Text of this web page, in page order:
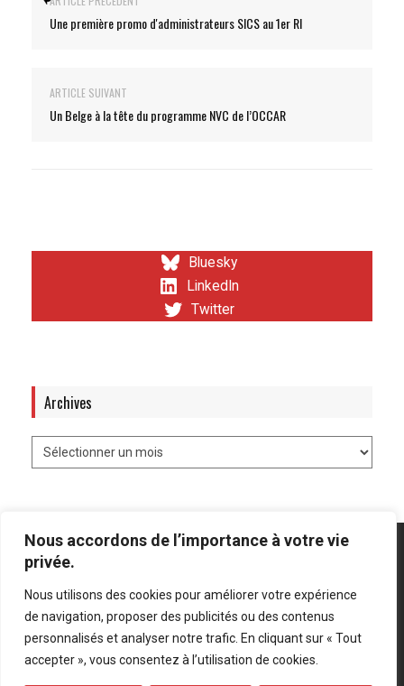
Nous accordons de l’importance à votre vie
privée.
Nous utilisons des cookies pour améliorer votre expérience
de navigation, proposer des publicités ou des contenus
personnalisés et analyser notre trafic. En cliquant sur « Tout
accepter », vous consentez à l’utilisation de cookies.
Une première promo d'administrateurs SICS au 1er RI
ARTICLE SUIVANT
Un Belge à la tête du programme NVC de l’OCCAR
Bluesky
LinkedIn
Twitter
Archives
Mentions légales Politique de confidentialité
Bluesky
LinkedIn
Twitter